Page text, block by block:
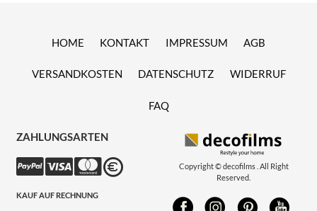
HOME KONTAKT IMPRESSUM AGB
VERSANDKOSTEN DATENSCHUTZ WIDERRUF
FAQ
ZAHLUNGSARTEN
KAUF AUF RECHNUNG
Copyright © decofilms . All Right
Reserved.